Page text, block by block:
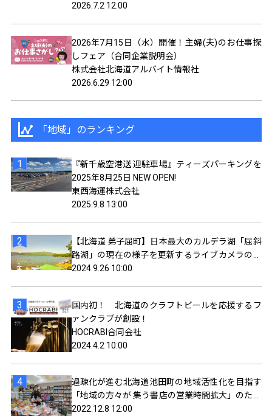
2026.7.2 12:00
2026年7月15日（水）開催！主婦(夫)のお仕事探
しフェア（合同企業説明会）
株式会社北海道アルバイト情報社
2026.6.29 12:00
「地域」のランキング
『新千歳空港送 迎駐車場』ティーズパーキングを
2025年8月25日 NEW OPEN!
東西海運株式会社
2025.9.8 13:00
【北海道 弟子屈町】日本最大のカルデラ湖「屈斜
路湖」の現在の様子を更新するライブカメラの配
信を開始しました。
2024.9.26 10:00
国内初！ 北海道のクラフトビールを応援するフ
ァンクラブが創設！
HOCRABI合同会社
2024.4.2 10:00
過疎化が進む北海道池田町の地域活性化を目指す
「地域の方々が 集う書店の営業時間拡大」のため
のクラウドファンディングを実施中
2022.12.8 12:00